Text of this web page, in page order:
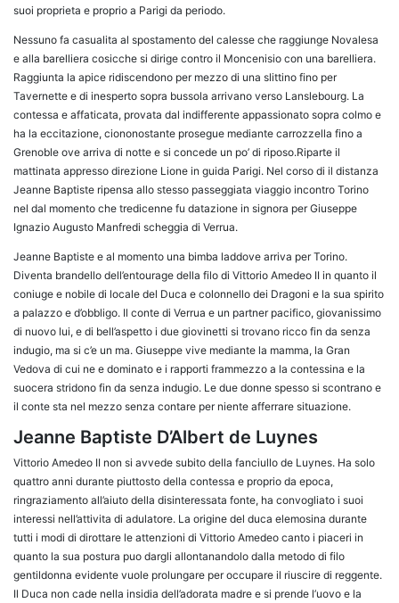
suoi proprieta e proprio a Parigi da periodo.
Nessuno fa casualita al spostamento del calesse che raggiunge Novalesa
e alla barelliera cosicche si dirige contro il Moncenisio con una barelliera.
Raggiunta la apice ridiscendono per mezzo di una slittino fino per
Tavernette e di inesperto sopra bussola arrivano verso Lanslebourg. La
contessa e affaticata, provata dal indifferente appassionato sopra colmo e
ha la eccitazione, ciononostante prosegue mediante carrozzella fino a
Grenoble ove arriva di notte e si concede un po’ di riposo.Riparte il
mattinata appresso direzione Lione in guida Parigi. Nel corso di il distanza
Jeanne Baptiste ripensa allo stesso passeggiata viaggio incontro Torino
nel dal momento che tredicenne fu datazione in signora per Giuseppe
Ignazio Augusto Manfredi scheggia di Verrua.
Jeanne Baptiste e al momento una bimba laddove arriva per Torino.
Diventa brandello dell’entourage della filo di Vittorio Amedeo II in quanto il
coniuge e nobile di locale del Duca e colonnello dei Dragoni e la sua spirito
a palazzo e d’obbligo. Il conte di Verrua e un partner pacifico, giovanissimo
di nuovo lui, e di bell’aspetto i due giovinetti si trovano ricco fin da senza
indugio, ma si c’e un ma. Giuseppe vive mediante la mamma, la Gran
Vedova di cui ne e dominato e i rapporti frammezzo a la contessina e la
suocera stridono fin da senza indugio. Le due donne spesso si scontrano e
il conte sta nel mezzo senza contare per niente afferrare situazione.
Jeanne Baptiste D’Albert de Luynes
Vittorio Amedeo II non si avvede subito della fanciullo de Luynes. Ha solo
quattro anni durante piuttosto della contessa e proprio da epoca,
ringraziamento all’aiuto della disinteressata fonte, ha convogliato i suoi
interessi nell’attivita di adulatore. La origine del duca elemosina durante
tutti i modi di dirottare le attenzioni di Vittorio Amedeo canto i piaceri in
quanto la sua postura puo dargli allontanandolo dalla metodo di filo
gentildonna evidente vuole prolungare per occupare il riuscire di reggente.
Il Duca non cade nella insidia dell’adorata madre e si prende l’uovo e la